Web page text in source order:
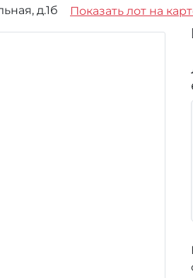
д.1б Показать лот на